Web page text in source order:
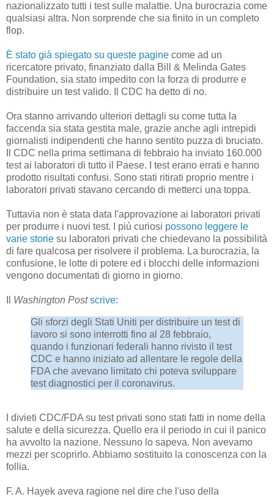
nazionalizzato tutti i test sulle malattie. Una burocrazia come
qualsiasi altra. Non sorprende che sia finito in un completo
flop.
È stato già spiegato su queste pagine come ad un
ricercatore privato, finanziato dalla Bill & Melinda Gates
Foundation, sia stato impedito con la forza di produrre e
distribuire un test valido. Il CDC ha detto di no.
Ora stanno arrivando ulteriori dettagli su come tutta la
faccenda sia stata gestita male, grazie anche agli intrepidi
giornalisti indipendenti che hanno sentito puzza di bruciato.
Il CDC nella prima settimana di febbraio ha inviato 160.000
test ai laboratori di tutto il Paese. I test erano errati e hanno
prodotto risultati confusi. Sono stati ritirati proprio mentre i
laboratori privati stavano cercando di metterci una toppa.
Tuttavia non è stata data l'approvazione ai laboratori privati ​​
per produrre i nuovi test. I più curiosi possono leggere le
varie storie su laboratori privati ​​che chiedevano la possibilità
di fare qualcosa per risolvere il problema. La burocrazia, la
confusione, le lotte di potere ed i blocchi delle informazioni
vengono documentati di giorno in giorno.
Washington Post scrive:
Gli sforzi degli Stati Uniti per distribuire un test di
lavoro si sono interrotti fino al 28 febbraio,
quando i funzionari federali hanno rivisto il test
CDC e hanno iniziato ad allentare le regole della
FDA che avevano limitato chi poteva sviluppare
test diagnostici per il coronavirus.
I divieti CDC/FDA su test privati ​​sono stati fatti in nome della
salute e della sicurezza. Quello era il periodo in cui il panico
ha avvolto la nazione. Nessuno lo sapeva. Non avevamo
mezzi per scoprirlo. Abbiamo sostituito la conoscenza con la
follia.
F. A. Hayek aveva ragione nel dire che l'uso della